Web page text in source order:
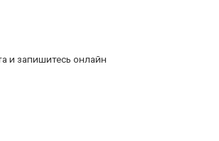
и запишитесь онлайн